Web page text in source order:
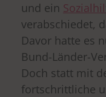
und ein
verabschiedet,
Davor hatte es
Bund-Länder-
Doch statt mit
fortschrittliche